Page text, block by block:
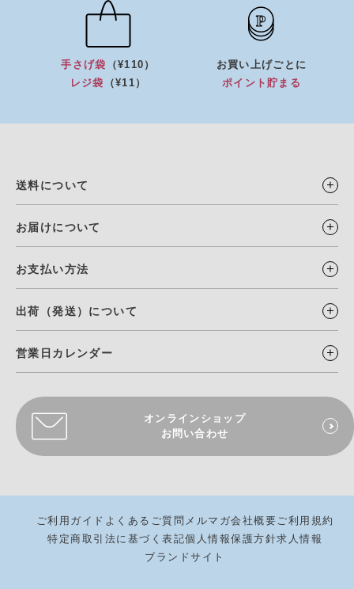
手さげ袋
（¥110）
レジ袋
（¥11）
お買い上げごとに
ポイント貯まる
送料について
お届けについて
お支払い方法
出荷（発送）について
営業日カレンダー
オンラインショップ
お問い合わせ
ご利用ガイド よくあるご質問 メルマガ会社概要 ご利用規約
特定商取引法に基づく表記個人情報保護方針求人情報
ブランドサイト